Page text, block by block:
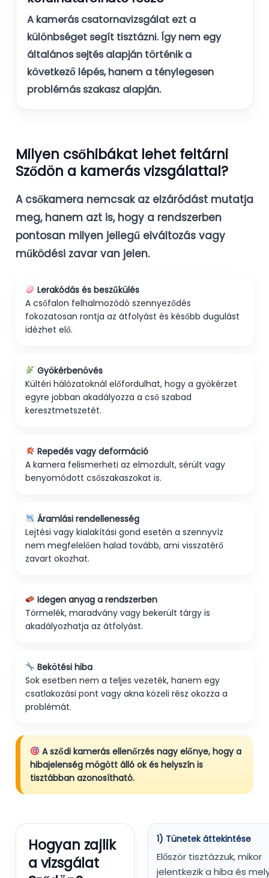
A kamerás csatornavizsgálat ezt a
különbséget segít tisztázni. Így nem egy
általános sejtés alapján történik a
következő lépés, hanem a ténylegesen
problémás szakasz alapján.
Milyen csőhibákat lehet feltárni
Sződön a kamerás vizsgálattal?
A csőkamera nemcsak az elzáródást mutatja
meg, hanem azt is, hogy a rendszerben
pontosan milyen jellegű elváltozás vagy
működési zavar van jelen.
Lerakódás és beszűkülés
A csőfalon felhalmozódó szennyeződés
fokozatosan rontja az átfolyást és később dugulást
idézhet elő.
Gyökérbenövés
Kültéri hálózatoknál előfordulhat, hogy a gyökérzet
egyre jobban akadályozza a cső szabad
keresztmetszetét.
Repedés vagy deformáció
A kamera felismerheti az elmozdult, sérült vagy
benyomódott csőszakaszokat is.
Áramlási rendellenesség
Lejtési vagy kialakítási gond esetén a szennyvíz
nem megfelelően halad tovább, ami visszatérő
zavart okozhat.
Idegen anyag a rendszerben
Törmelék, maradvány vagy bekerült tárgy is
akadályozhatja az átfolyást.
Bekötési hiba
Sok esetben nem a teljes vezeték, hanem egy
csatlakozási pont vagy akna közeli rész okozza a
problémát.
A sződi kamerás ellenőrzés nagy előnye, hogy a
hibajelenség mögött álló ok és helyszín is
tisztábban azonosítható.
Hogyan zajlik
a vizsgálat
1) Tünetek áttekintése
Először tisztázzuk, mikor
jelentkezik a hiba és